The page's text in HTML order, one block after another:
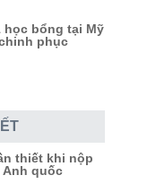
học bổng tại Mỹ
phục
thiết khi nộp
Anh quốc